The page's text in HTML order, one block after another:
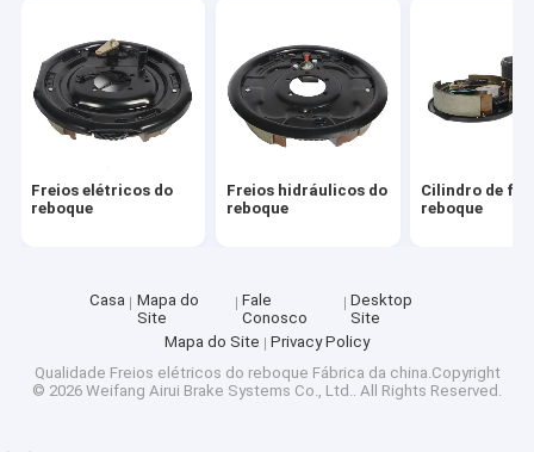
Freios elétricos do
reboque
Freios hidráulicos do
reboque
Cilindro de
reboque
Casa
Mapa do
Site
Fale
Conosco
Desktop
Site
Mapa do Site
Privacy Policy
Qualidade Freios elétricos do reboque Fábrica da china.Copyright
© 2026 Weifang Airui Brake Systems Co., Ltd.. All Rights Reserved.